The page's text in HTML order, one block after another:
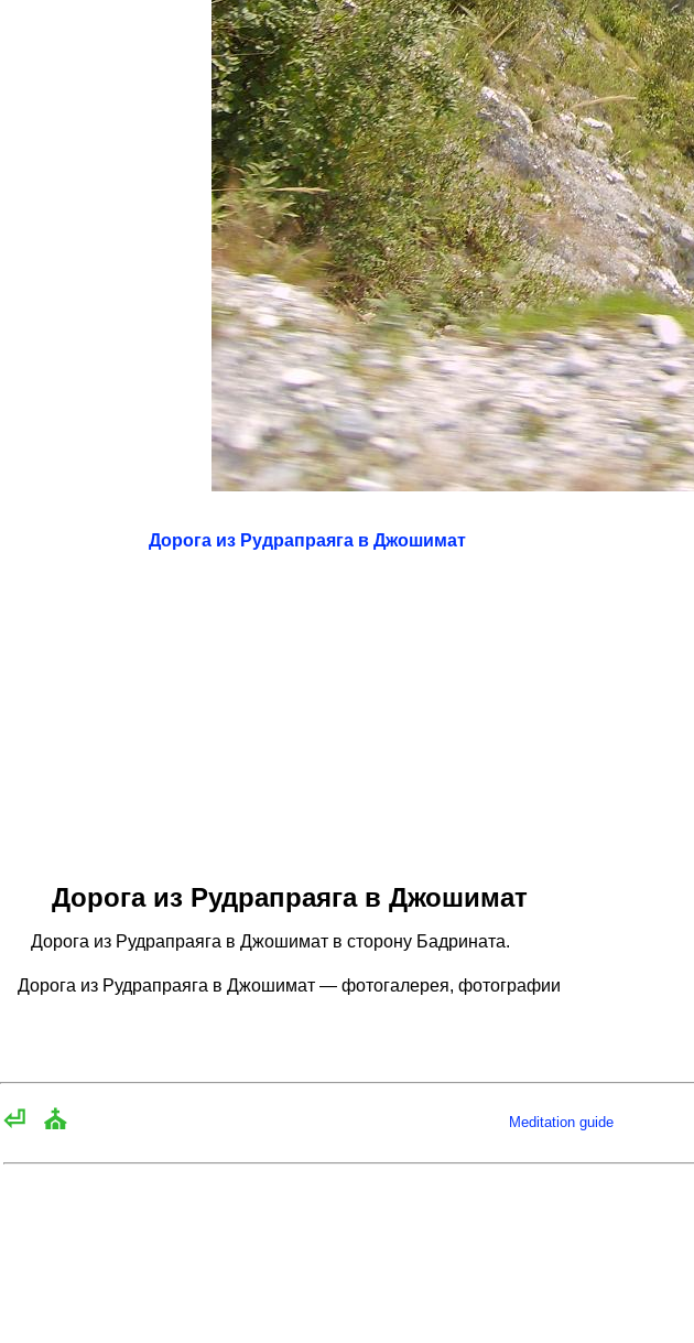
Дорога из Рудрапраяга в Джошимат
Дорога из Рудрапраяга в Джошимат
Дорога из Рудрапраяга в Джошимат в сторону Бадрината.
Дорога из Рудрапраяга в Джошимат — фотогалерея, фотографии
⏎ ⛪ Meditation guide